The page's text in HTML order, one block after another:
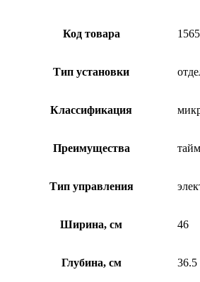
Код товара
Тип установки
Классификация
Преимущества
Тип управления
Ширина, см 46
Глубина, см 36.5